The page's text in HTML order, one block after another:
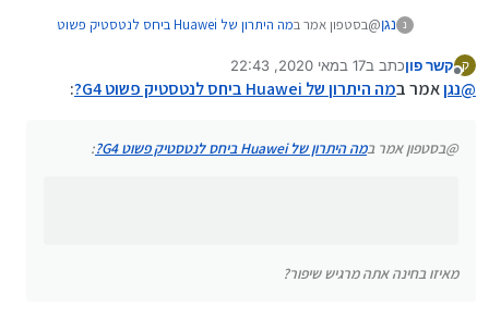
נ נגן@בסטפון אמר ב
מה היתרון של Huawei ביחס לנטסטיק פשוט
אני שעברתי אתמול מLTE4G להוואיוי מרגיש כל רגע שלא
עברתי סתם בזבוז בדגם שלי HUAWEI עם בטריה
ק
מנותק
קשר פוןכתב ב17 במאי 2020, 22:43
נערך לאחרונה על ידי
@נגןאמר במה היתרון של Huawei ביחס לנטסטיק פשוט G4? :
@בסטפון אמר במה היתרון של Huawei ביחס לנטסטיק פשוט G4? :
מאיזו בחינה אתה מרגיש שיפור?